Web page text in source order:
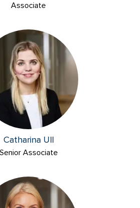
Associate
Catharina Ull
Senior Associate